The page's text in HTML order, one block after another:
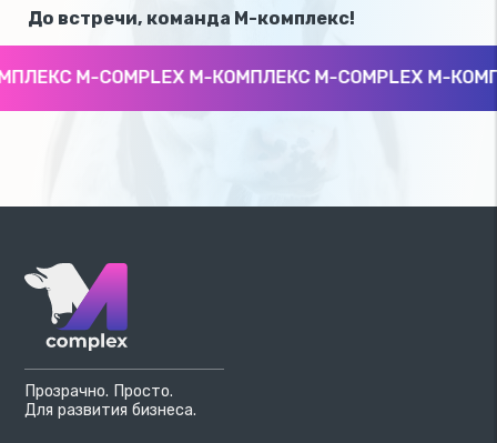
До встречи, команда М-комплекс!
M-COMPLEX М-КОМПЛЕКС M-COMPLEX М-
Прозрачно. Просто.
Для развития бизнеса.